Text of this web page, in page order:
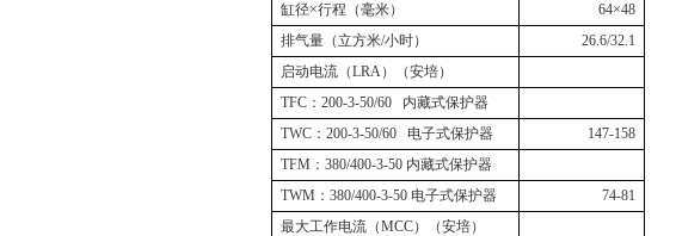
缸径×行程（毫米）
64×48
排气量（立方米/小时）
26.6/32.1
启动电流（LRA）（安培）
TFC ：200-3-50/60 内藏式保护器
TWC ：200-3-50/60 电子式保护器
147-158
TFM ：380/400-3-50 内藏式保护器
TWM ：380/400-3-50 电子式保护器
74-81
最大工作电流（MCC）（安培）